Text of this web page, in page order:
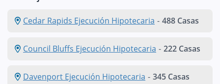
Cedar Rapids Ejecución Hipotecaria - 488 Casas
Council Bluffs Ejecución Hipotecaria - 222 Casas
Davenport Ejecución Hipotecaria - 345 Casas